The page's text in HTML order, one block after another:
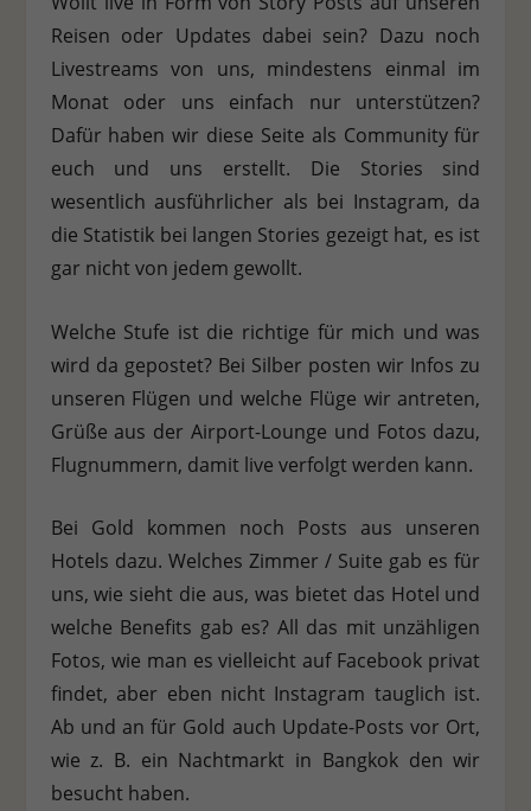
Reisen oder Updates dabei sein? Dazu noch
Livestreams von uns, mindestens einmal im
Monat oder uns einfach nur unterstützen?
Dafür haben wir diese Seite als Community für
euch und uns erstellt. Die Stories sind
wesentlich ausführlicher als bei Instagram, da
die Statistik bei langen Stories gezeigt hat, es ist
gar nicht von jedem gewollt.
Welche Stufe ist die richtige für mich und was
wird da gepostet? Bei Silber posten wir Infos zu
unseren Flügen und welche Flüge wir antreten,
Grüße aus der Airport-Lounge und Fotos dazu,
Flugnummern, damit live verfolgt werden kann.
Bei Gold kommen noch Posts aus unseren
Hotels dazu. Welches Zimmer / Suite gab es für
uns, wie sieht die aus, was bietet das Hotel und
welche Benefits gab es? All das mit unzähligen
Fotos, wie man es vielleicht auf Facebook privat
findet, aber eben nicht Instagram tauglich ist.
Ab und an für Gold auch Update-Posts vor Ort,
wie z. B. ein Nachtmarkt in Bangkok den wir
besucht haben.
Personenbezogene Daten können verarbeitet werden (z. B. IP-
Adressen), z. B. für personalisierte Anzeigen und Inhalte oder
Anzeigen- und Inhaltsmessung. Weitere Informationen über
die Verwendung Ihrer Daten finden Sie in unserer
Datenschutzerklärung. Es besteht keine Verpflichtung, der
Verarbeitung Ihrer Daten zuzustimmen, um dieses Angebot
Bitte beachten Sie, dass aufgrund
individueller Einstellungen möglicherweise nicht alle
Funktionen der Website zur Verfügung stehen.
Hier finden Sie eine Übersicht über alle verwendeten Cookies.
Sie können Ihre Einwilligung zu ganzen Kategorien geben
oder sich weitere Informationen anzeigen lassen und so nur
bestimmte Cookies auswählen.
Alle akzeptieren Speichern Ablehnen
Datenschutzeinstellungen
Essenziell (1)
Essenzielle Cookies ermöglichen grundlegende Funktionen und sind für
Cookie-Informationen anzeigen
Statistiken (1)
Statistik Cookies erfassen Informationen anonym. Diese Informationen
helfen uns zu verstehen, wie unsere Besucher unsere Website nutzen.
Cookie-Informationen anzeigen
Externe Medien (7)
Inhalte von Videoplattformen und Social-Media-Plattformen werden
werden, bedarf der Zugriff auf diese Inhalte keiner manuellen